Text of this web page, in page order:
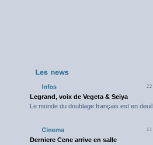
Legrand, voix de Vegeta & Seiya
Le monde du doublage français est en deuil
Derniere Cene arrive en salle